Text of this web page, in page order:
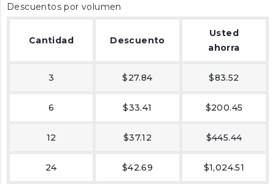
Descuentos por volumen
Cantidad Descuento
Usted
ahorra
3 $27.84 $83.52
6 $33.41 $200.45
12 $37.12 $445.44
24 $42.69 $1,024.51